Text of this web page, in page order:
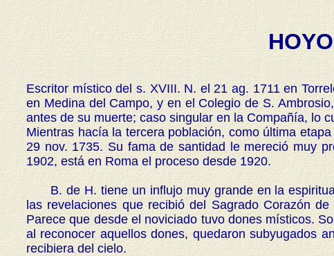
Escritor místico del s. XVIII. N. el 21 ag. 1711 en
en Medina del Campo, y en el Colegio de S.
antes de su muerte; caso singular en la Compañía, lo
Mientras hacía la tercera población, como última
29 nov. 1735. Su fama de santidad le mereció muy
1902, está en Roma el proceso desde 1920.
B. de H. tiene un influjo muy grande en la
las revelaciones que recibió del Sagrado Corazón
Parece que desde el noviciado tuvo dones místicos.
al reconocer aquellos dones, quedaron subyugados
recibiera del cielo.